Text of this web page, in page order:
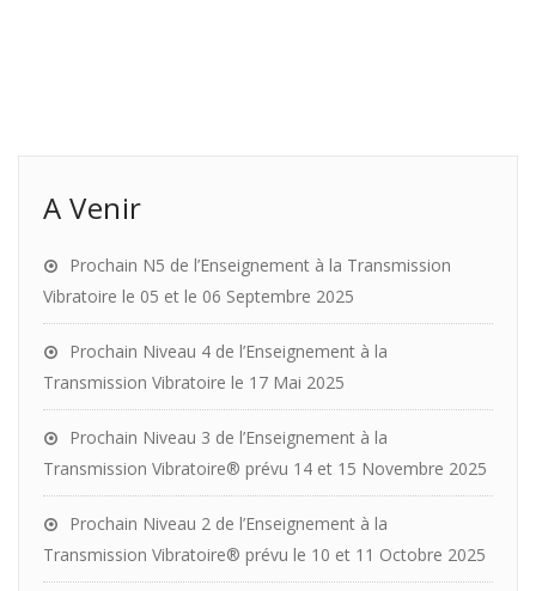
A Venir
Prochain N5 de l’Enseignement à la Transmission
Vibratoire le 05 et le 06 Septembre 2025
Prochain Niveau 4 de l’Enseignement à la
Transmission Vibratoire le 17 Mai 2025
Prochain Niveau 3 de l’Enseignement à la
Transmission Vibratoire® prévu 14 et 15 Novembre 2025
Prochain Niveau 2 de l’Enseignement à la
Transmission Vibratoire® prévu le 10 et 11 Octobre 2025